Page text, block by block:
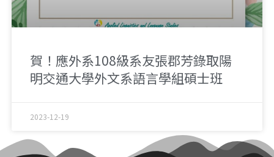
賀！應外系108級系友張郡芳錄取陽
明交通大學外文系語言學組碩士班
2023-12-19